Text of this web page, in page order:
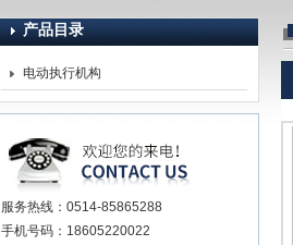
扬州贝尔阀门控制有限公司
产品目录
电动执行机构
服务热线：0514-85865288
手机号码：18605220022